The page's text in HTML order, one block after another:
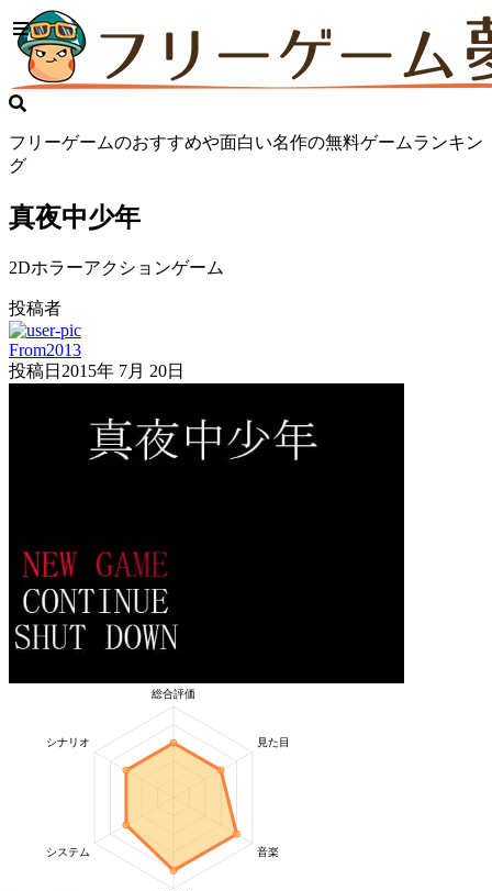
フリーゲームのおすすめや面白い名作の無料ゲームランキン
グ
真夜中少年
2Dホラーアクションゲーム
投稿者
From2013
投稿日 2015年 7月 20日